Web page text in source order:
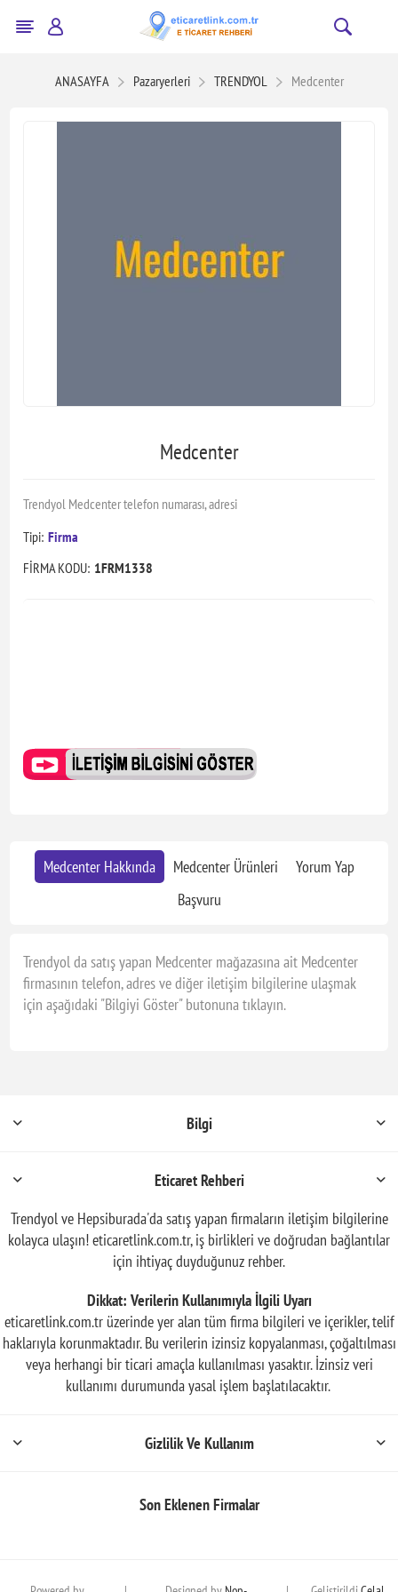
ANASAYFA Pazaryerleri TRENDYOL Medcenter
Medcenter
Trendyol Medcenter telefon numarası, adresi
Tipi: Firma
FİRMA KODU: 1FRM1338
Medcenter Hakkında Medcenter Ürünleri
Yorum Yap
Başvuru
Trendyol da satış yapan Medcenter mağazasına ait Medcenter
firmasının telefon, adres ve diğer iletişim bilgilerine ulaşmak
için aşağıdaki "Bilgiyi Göster" butonuna tıklayın.
Bilgi
Eticaret Rehberi
Trendyol ve Hepsiburada'da satış yapan firmaların iletişim bilgilerine
kolayca ulaşın! eticaretlink.com.tr, iş birlikleri ve doğrudan bağlantılar
için ihtiyaç duyduğunuz rehber.
Dikkat: Verilerin Kullanımıyla İlgili Uyarı
eticaretlink.com.tr üzerinde yer alan tüm firma bilgileri ve içerikler, telif
haklarıyla korunmaktadır. Bu verilerin izinsiz kopyalanması, çoğaltılması
veya herhangi bir ticari amaçla kullanılması yasaktır. İzinsiz veri
kullanımı durumunda yasal işlem başlatılacaktır.
Gizlilik Ve Kullanım
Son Eklenen Firmalar